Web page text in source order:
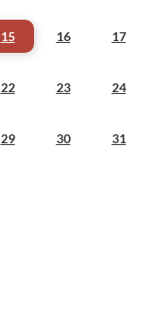
15 16 17
22 23 24
29 30 31